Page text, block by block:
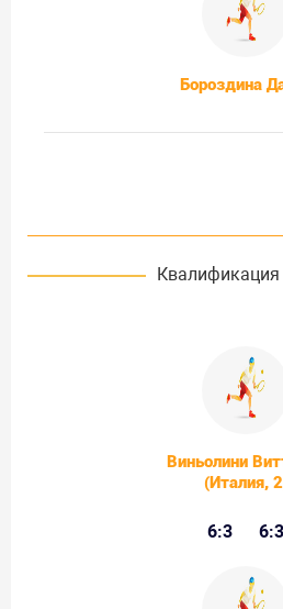
Бороздина
Квалификация
Виньолини
(Италия,
6:3 6:3